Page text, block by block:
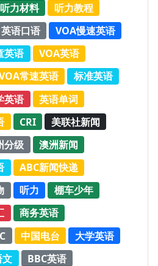
听力材料
听力教程
英语口语
VOA慢速英语
英语
VOA英语
常速英语
标准英语
英语
英语单词
CRI
美联社新闻
分级
澳洲新闻
ABC新闻快递
听力
棚车少年
商务英语
中国电台
大学英语
文
BBC英语